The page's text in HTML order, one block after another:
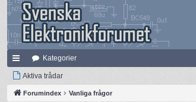
na
bb
Kategorier
Aktiva trådar
Forumindex Vanliga frågor